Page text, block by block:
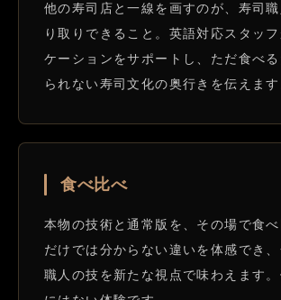
他の寿司店と一線を画すのが、寿司
り取りできること。英語対応スタッ
ケーションをサポートし、ただ食べ
られない寿司文化の奥行きを伝えます
食べ比べ
本物の技術と通常版を、その場で食べ
だけでは分からない違いを体感でき
職人の技を新たな視点で味わえます